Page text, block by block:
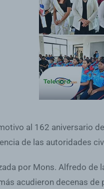
al 162 aniversario
de las autoridades
por Mons. Alfredo de
acudieron decenas